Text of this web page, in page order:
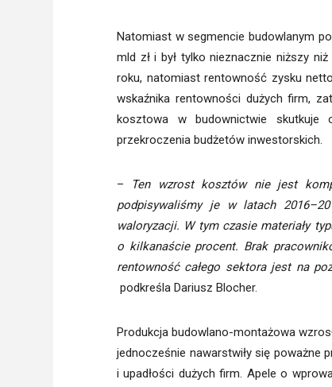
Natomiast w segmencie budowlanym
mld zł i był tylko nieznacznie niższy
roku, natomiast rentowność zysku
wskaźnika rentowności dużych firm,
kosztowa w budownictwie
przekroczenia budżetów inwestorskich.
– Ten wzrost kosztów nie jest
podpisywaliśmy je w latach
waloryzacji. W tym czasie materiały
o kilkanaście procent. Brak
rentowność całego sektora jest na
podkreśla Dariusz Blocher.
Produkcja budowlano-montażowa
jednocześnie nawarstwiły się poważne
i upadłości dużych firm. Apele o